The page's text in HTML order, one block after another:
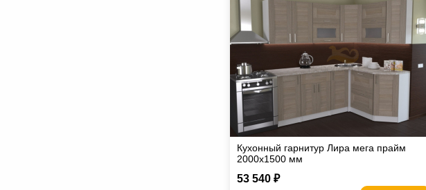
Кухонный гарнитур Лира мега прайм
2000х1500 мм
53 540 ₽